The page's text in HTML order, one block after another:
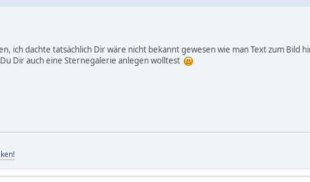
ich dachte tatsächlich Dir wäre nicht bekannt gewesen wie man Text zum Bild
Dir auch eine Sternegalerie anlegen wolltest